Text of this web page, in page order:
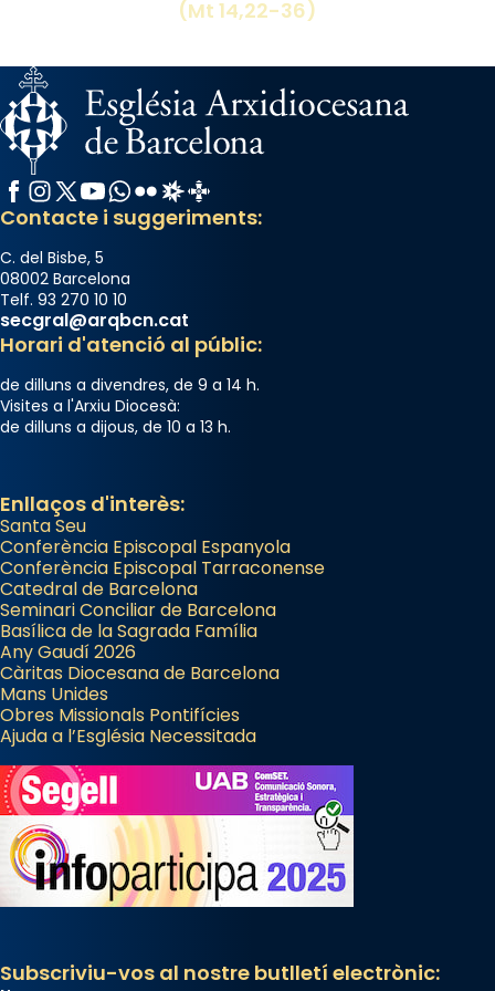
(Mt 14,22-36)
Facebook
Instagram
X / Twitter
YouTube
WhatsApp
FlickrRadio Estel
Catalunya Cristiana
Contacte i suggeriments:
C. del Bisbe, 5
08002 Barcelona
Telf. 93 270 10 10
secgral@arqbcn.cat
Horari d'atenció al públic:
de dilluns a divendres, de 9 a 14 h.
Visites a l'Arxiu Diocesà:
de dilluns a dijous, de 10 a 13 h.
Enllaços d'interès:
Santa Seu
Conferència Episcopal Espanyola
Conferència Episcopal Tarraconense
Catedral de Barcelona
Seminari Conciliar de Barcelona
Basílica de la Sagrada Família
Any Gaudí 2026
Càritas Diocesana de Barcelona
Mans Unides
Obres Missionals Pontifícies
Ajuda a l’Església Necessitada
Subscriviu-vos al nostre butlletí electrònic: